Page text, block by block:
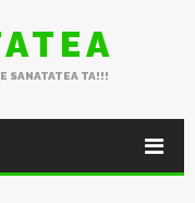
SANATATEA TA!!!